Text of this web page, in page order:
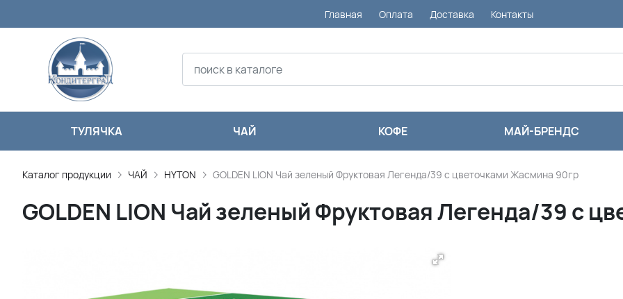
Главная Оплата Доставка Контакты
ТУЛЯЧКА ЧАЙ КОФЕ МАЙ-БРЕНДС
Каталог продукции ЧАЙ HYTON GOLDEN LION Чай зеленый Фруктовая Легенда/39 с цветочками Жасмина 90гр
GOLDEN LION Чай зеленый Фруктовая Легенда/39 с